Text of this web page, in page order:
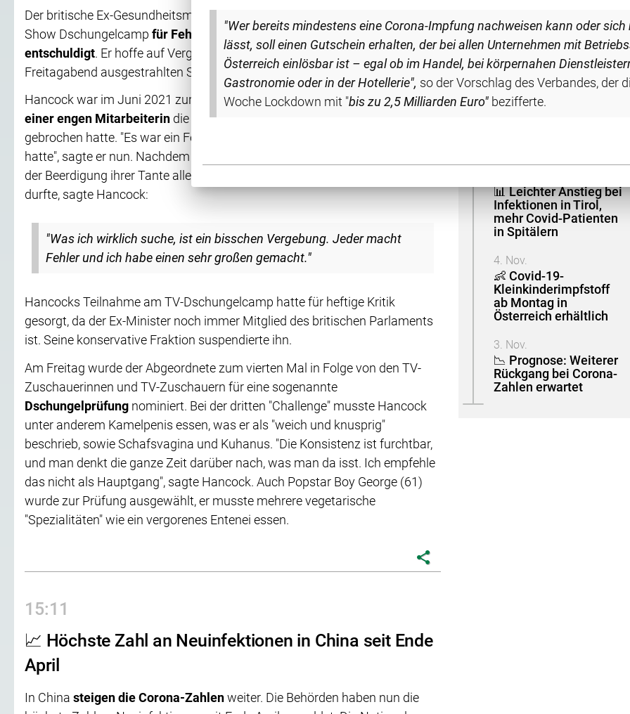
Der britische Ex-Gesundheitsminister Matt Hancock hat sich in der TV-
Show Dschungelcamp für Fehler während der Corona-Pandemie
entschuldigt. Er hoffe auf Vergebung, sagte der 44-Jährige in der am späten
Freitagabend ausgestrahlten Sendung.
Hancock war im Juni 2021 zurückgetreten, weil er mit einerAffäre mit
einer engen Mitarbeiterin die selbst aufgestellten Corona-Regeln
gebrochen hatte. "Es war ein Fehler, weil ich mich in jemanden verliebt
hatte", sagte er nun. Nachdem ihm eine Mitspielerin erzählte, dass sie bei
der Beerdigung ihrer Tante alleine sitzen musste und niemanden umarmen
durfte, sagte Hancock:
"Was ich wirklich suche, ist ein bisschen Vergebung. Jeder macht
Fehler und ich habe einen sehr großen gemacht."
Hancocks Teilnahme am TV-Dschungelcamp hatte für heftige Kritik
gesorgt, da der Ex-Minister noch immer Mitglied des britischen Parlaments
ist. Seine konservative Fraktion suspendierte ihn.
Am Freitag wurde der Abgeordnete zum vierten Mal in Folge von den TV-
Zuschauerinnen und TV-Zuschauern für eine sogenannte
Dschungelprüfung nominiert. Bei der dritten "Challenge" musste Hancock
unter anderem Kamelpenis essen, was er als "weich und knusprig"
beschrieb, sowie Schafsvagina und Kuhanus. "Die Konsistenz ist furchtbar,
und man denkt die ganze Zeit darüber nach, was man da isst. Ich empfehle
das nicht als Hauptgang", sagte Hancock. Auch Popstar Boy George (61)
wurde zur Prüfung ausgewählt, er musste mehrere vegetarische
"Spezialitäten" wie ein vergorenes Entenei essen.
share
15:11
📈 Höchste Zahl an Neuinfektionen in China seit Ende
April
In China steigen die Corona-Zahlenweiter. Die Behörden haben nun die
Österreich
5. Nov.
📊 4274
Neuinfektionen in
Österreich gemeldet
📊 Leichter Anstieg bei
Infektionen in Tirol,
mehr Covid-Patienten
in Spitälern
4. Nov.
👶 Covid-19-
Kleinkinderimpfstoff
ab Montag in
Österreich erhältlich
3. Nov.
📉 Prognose: Weiterer
Rückgang bei Corona-
Zahlen erwartet
"Wer bereits mindestens eine Corona-Impfung nachweisen kann oder
lässt, soll einen Gutschein erhalten, der bei allen Unternehmen mit
Österreich einlösbar ist – egal ob im Handel, bei körpernahen
Gastronomie oder in der Hotellerie", so der Vorschlag des Verbandes, der
Woche Lockdown mit "bis zu 2,5 Milliarden Euro" bezifferte.